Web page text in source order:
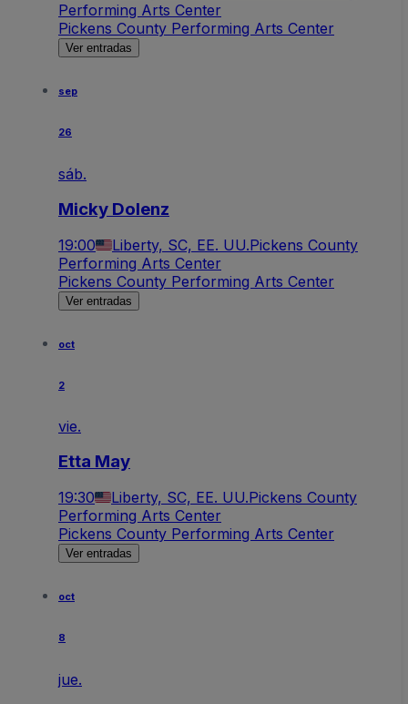
Performing Arts Center
Pickens County Performing Arts Center
Ver entradas
sep
26
sáb.
Micky Dolenz
19:00 Liberty, SC, EE. UU.Pickens County
Performing Arts Center
Pickens County Performing Arts Center
Ver entradas
oct
2
vie.
Etta May
19:30 Liberty, SC, EE. UU.Pickens County
Performing Arts Center
Pickens County Performing Arts Center
Ver entradas
oct
8
jue.